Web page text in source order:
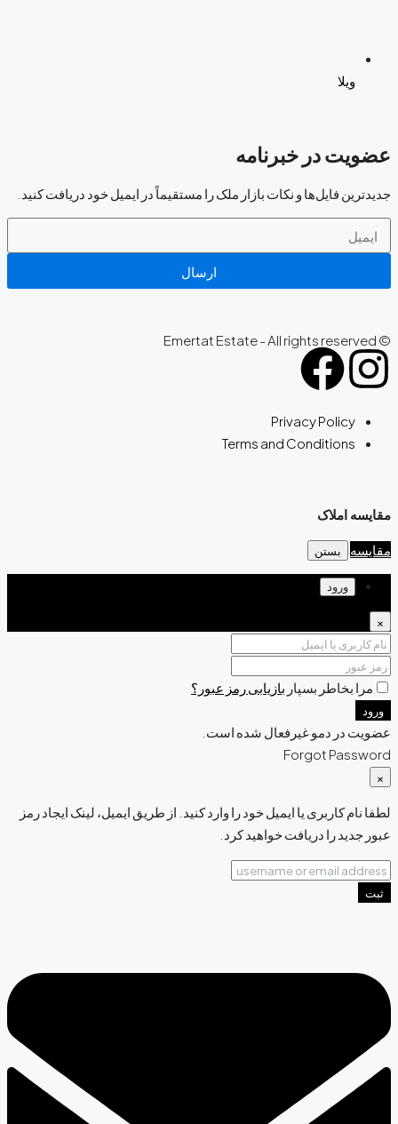
ویلا
عضویت در خبرنامه
جدیدترین فایل‌ها و نکات بازار ملک را مستقیماً در ایمیل خود دریافت کنید.
ارسال
© Emertat Estate - All rights reserved
Privacy Policy
Terms and Conditions
مقایسه املاک
مقایسه بستن
ورود
×
مرا بخاطر بسپار بازیابی رمز عبور؟
ورود
عضویت در دمو غیرفعال شده است.
Forgot Password
×
لطفا نام کاربری یا ایمیل خود را‌ وارد کنید. از طریق ایمیل، لینک ایجاد رمز
عبور جدید را دریافت خواهید کرد.
ثبت